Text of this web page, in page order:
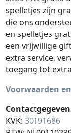
spelletjes zijn
die ons
en spelletjes
een vrijwillige
extra service,
toegang tot
Voorwaarden
KVK: 30191686